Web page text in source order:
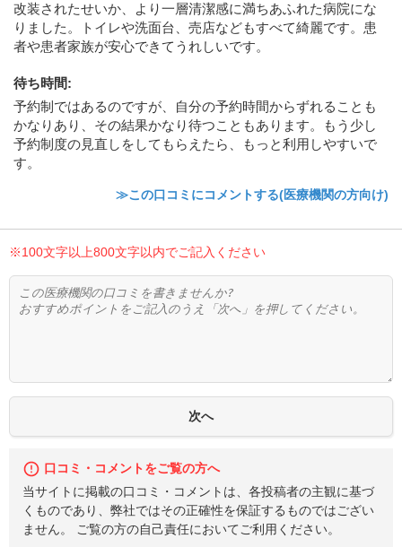
改装されたせいか、より一層清潔感に満ちあふれた病院にな
りました。トイレや洗面台、売店などもすべて綺麗です。患
者や患者家族が安心できてうれしいです。
待ち時間:
予約制ではあるのですが、自分の予約時間からずれることも
かなりあり、その結果かなり待つこともあります。もう少し
予約制度の見直しをしてもらえたら、もっと利用しやすいで
す。
≫この口コミにコメントする(医療機関の方向け)
※100文字以上800文字以内でご記入ください
口コミ・コメントをご覧の方へ
当サイトに掲載の口コミ・コメントは、各投稿者の主観に基づ
くものであり、弊社ではその正確性を保証するものではござい
ません。 ご覧の方の自己責任においてご利用ください。